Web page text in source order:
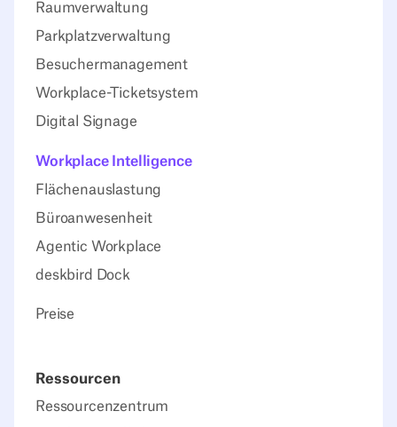
Raumverwaltung
Parkplatzverwaltung
Besuchermanagement
Workplace-Ticketsystem
Digital Signage
Workplace Intelligence
Flächenauslastung
Büroanwesenheit
Agentic Workplace
deskbird Dock
Preise
Ressourcen
Ressourcenzentrum